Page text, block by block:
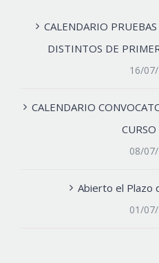
CALENDARIO
DISTINTOS DE
16/
CALENDARIO
08/
Abierto el Plazo
01/